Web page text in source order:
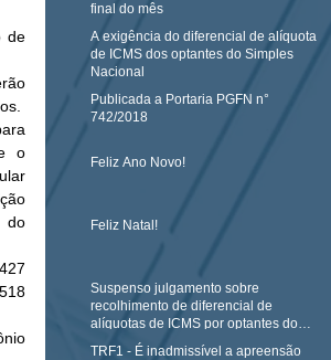
de
o
do
final do mês
A exigência do diferencial de alíquota
de ICMS dos optantes do Simples
Nacional
Publicada a Portaria PGFN n°
742/2018
Feliz Ano Novo!
Feliz Natal!
Suspenso julgamento sobre
recolhimento de diferencial de
alíquotas de ICMS por optantes do
Simples N
TRF1 - É inadmissível a apreensão